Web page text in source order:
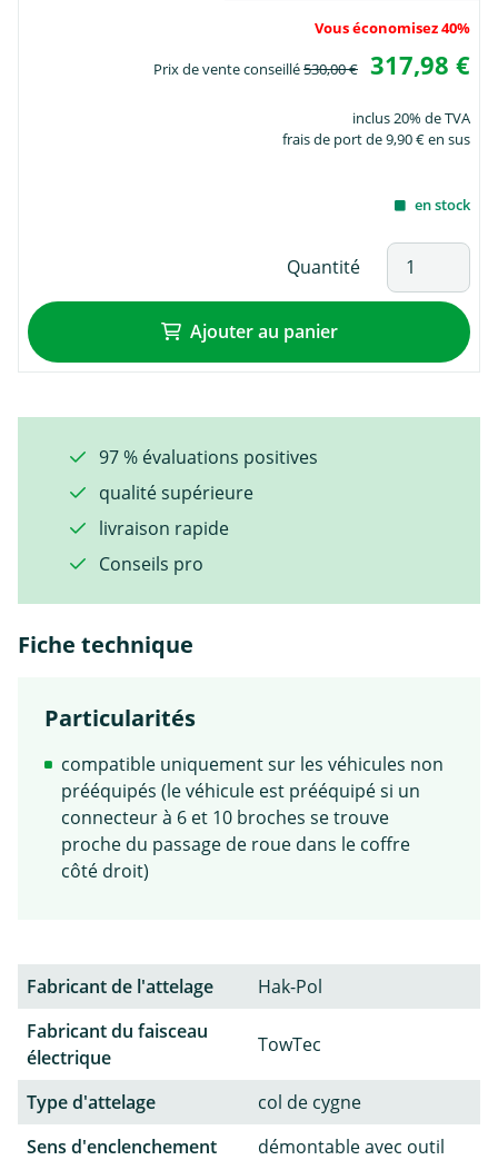
Vous économisez 40%
Prix de vente conseillé530,00 € 317,98 €
inclus 20% de TVA
frais de port de 9,90 € en sus
en stock
Quantité
Ajouter au panier
97 % évaluations positives
qualité supérieure
livraison rapide
Conseils pro
Fiche technique
Particularités
compatible uniquement sur les véhicules non
prééquipés (le véhicule est prééquipé si un
connecteur à 6 et 10 broches se trouve
proche du passage de roue dans le coffre
côté droit)
Fabricant de l'attelage
Hak-Pol
Fabricant du faisceau
électrique
TowTec
Type d'attelage
col de cygne
Sens d'enclenchement
démontable avec outil